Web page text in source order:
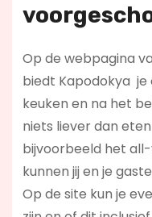
Op de webpagina
biedt Kapodokya je
keuken en na het
niets liever dan
bijvoorbeeld het
kunnen jij en je
Op de site kun je